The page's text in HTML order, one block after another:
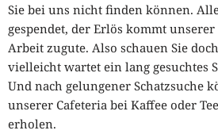
Sie bei uns nicht finden können.
gespendet, der Erlös kommt
Arbeit zugute. Also schauen Sie
vielleicht wartet ein lang gesuchtes
Und nach gelungener Schatzsuche
unserer Cafeteria bei Kaffee oder
erholen.